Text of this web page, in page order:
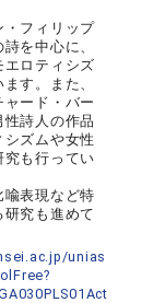
フィリップ
を中心に、
ロティシズ
す。また、
ード・バー
詩人の作品
ズムや女性
も行ってい
表現など特
究も進めて
unias